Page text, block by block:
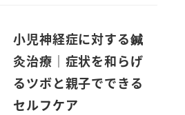
小児神経症に対する鍼
灸治療｜症状を和らげ
るツボと親子でできる
セルフケア